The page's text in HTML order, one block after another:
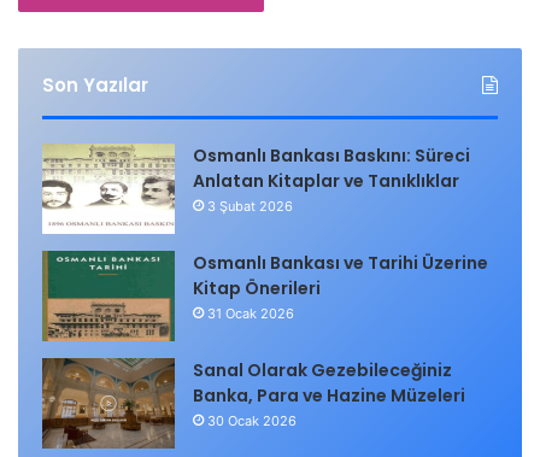
Son Yazılar
Osmanlı Bankası Baskını: Süreci
Anlatan Kitaplar ve Tanıklıklar
3 Şubat 2026
Osmanlı Bankası ve Tarihi Üzerine
Kitap Önerileri
31 Ocak 2026
Sanal Olarak Gezebileceğiniz
Banka, Para ve Hazine Müzeleri
30 Ocak 2026